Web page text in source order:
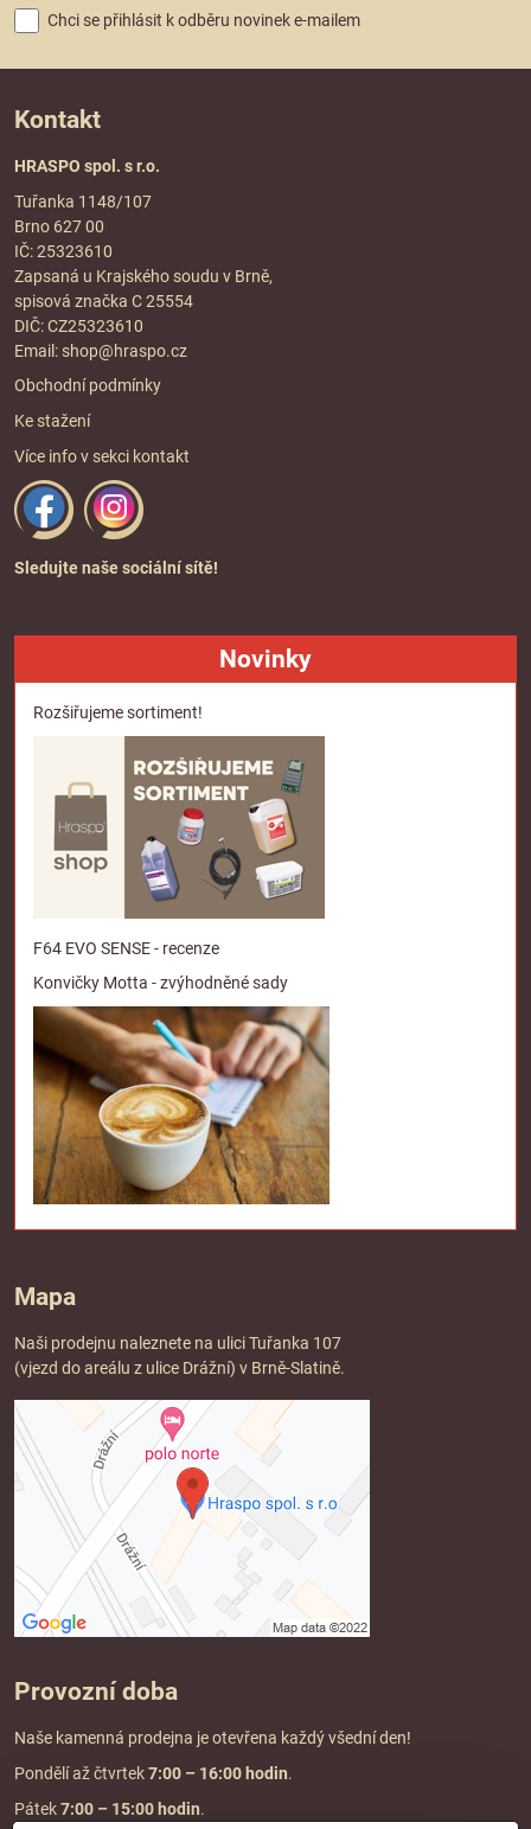
Chci se přihlásit k odběru novinek e-mailem
Kontakt
HRASPO spol. s r.o.
Tuřanka 1148/107
Brno 627 00
IČ: 25323610
Zapsaná u Krajského soudu v Brně,
spisová značka C 25554
DIČ: CZ25323610
Email: shop@hraspo.cz
Obchodní podmínky
Ke stažení
Více info v sekci kontakt
Sledujte naše sociální sítě!
Novinky
Rozšiřujeme sortiment!
F64 EVO SENSE - recenze
Konvičky Motta - zvýhodněné sady
Mapa
Naši prodejnu naleznete na ulici Tuřanka 107
(vjezd do areálu z ulice Drážní) v Brně-Slatině.
Provozní doba
Naše kamenná prodejna je otevřena každý všední den!
Pondělí až čtvrtek7:00 – 16:00 hodin.
Pátek7:00 – 15:00 hodin.